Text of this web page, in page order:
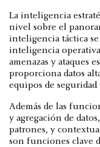
La inteligencia
nivel sobre el
inteligencia táctica
inteligencia
amenazas y ataques
proporciona datos
equipos de seguridad
Además de las
y agregación de
patrones, y
son funciones clave